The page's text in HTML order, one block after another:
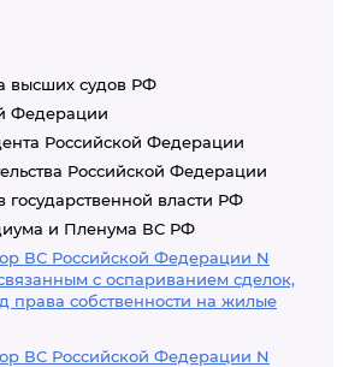
высших судов РФ
Федерации
Российской Федерации
Российской Федерации
государственной власти РФ
и Пленума ВС РФ
ВС Российской Федерации N
с оспариванием сделок,
права собственности на жилые
ВС Российской Федерации N